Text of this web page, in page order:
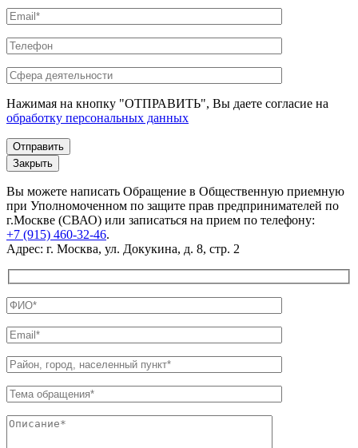
Нажимая на кнопку "ОТПРАВИТЬ", Вы даете согласие на
обработку персональных данных
Закрыть
Вы можете написать Обращение в Общественную приемную
при Уполномоченном по защите прав предпринимателей по
г.Москве (СВАО) или записаться на прием по телефону:
+7 (915) 460-32-46.
Адрес: г. Москва, ул. Докукина, д. 8, стр. 2